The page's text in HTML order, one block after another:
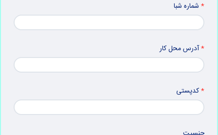
شماره شبا
آدرس محل کار
کدپستی